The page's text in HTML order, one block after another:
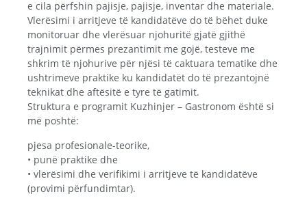
e cila përfshin pajisje, pajisje, inventar dhe materiale.
Vlerësimi i arritjeve të kandidatëve do të bëhet duke
monitoruar dhe vlerësuar njohuritë gjatë gjithë
trajnimit përmes prezantimit me gojë, testeve me
shkrim të njohurive për njësi të caktuara tematike dhe
ushtrimeve praktike ku kandidatët do të prezantojnë
teknikat dhe aftësitë e tyre të gatimit.
Struktura e programit Kuzhinjer – Gastronom është si
më poshtë:
pjesa profesionale-teorike,
• punë praktike dhe
• vlerësimi dhe verifikimi i arritjeve të kandidatëve
(provimi përfundimtar).